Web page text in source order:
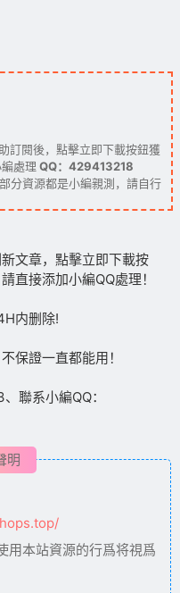
訂閱後，點擊立即下載按鈕獲
處理 QQ：429413218
分資源都是小編親測，請自行
文章，點擊立即下載按
直接添加小編QQ處理！
内删除!
保證一直都能用！
聯系小編QQ：
明
用本站資源的行爲将視爲